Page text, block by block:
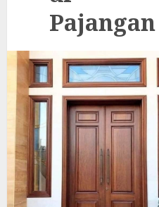
Pajangan